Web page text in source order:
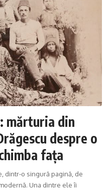
mărturia din
despre o
fața
dintr-o singură pagină, de
Una dintre ele îi